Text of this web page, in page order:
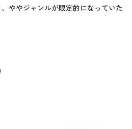
ややジャンルが限定的になっていた